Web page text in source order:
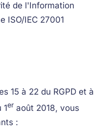
de l'Information
ISO/IEC 27001
15 à 22 du RGPD et à
1er août 2018, vous
: